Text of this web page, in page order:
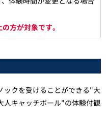
方が対象です。
ックを受けることができる"大
人キャッチボール"の体験付観